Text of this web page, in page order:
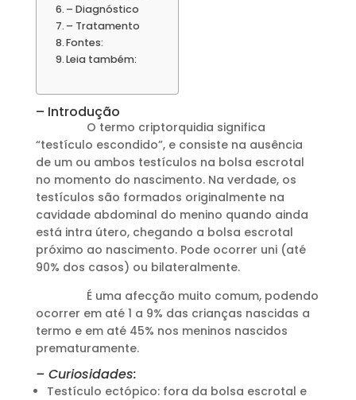
– Diagnóstico
– Tratamento
Fontes:
Leia também:
– Introdução
O termo criptorquidia significa
“testículo escondido”, e consiste na ausência
de um ou ambos testículos na bolsa escrotal
no momento do nascimento. Na verdade, os
testículos são formados originalmente na
cavidade abdominal do menino quando ainda
está intra útero, chegando a bolsa escrotal
próximo ao nascimento. Pode ocorrer uni (até
90% dos casos) ou bilateralmente.
É uma afecção muito comum, podendo
ocorrer em até 1 a 9% das crianças nascidas a
termo e em até 45% nos meninos nascidos
prematuramente.
– Curiosidades:
Testículo ectópico: fora da bolsa escrotal e